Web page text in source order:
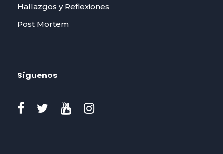
Hallazgos y Reflexiones
Post Mortem
Síguenos